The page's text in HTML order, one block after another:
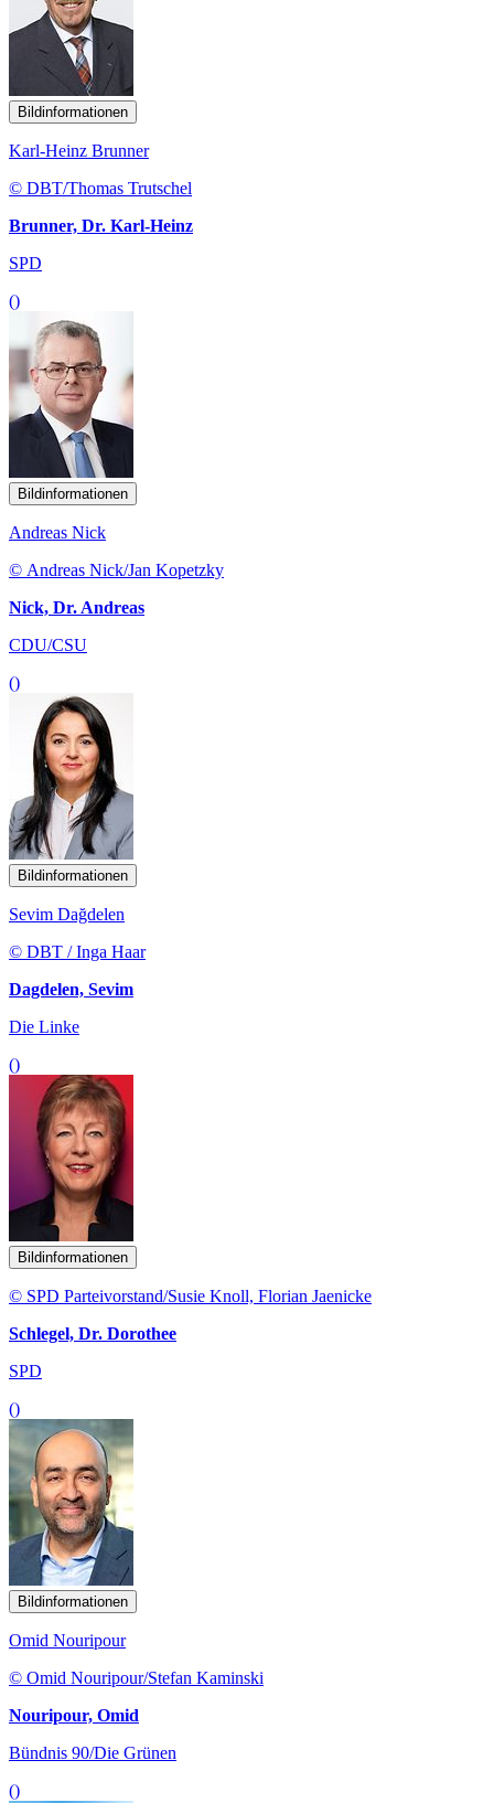
Bildinformationen
Karl-Heinz Brunner
© DBT/Thomas Trutschel
Brunner, Dr. Karl-Heinz
SPD
()
Bildinformationen
Andreas Nick
© Andreas Nick/Jan Kopetzky
Nick, Dr. Andreas
CDU/CSU
()
Bildinformationen
Sevim Dağdelen
© DBT / Inga Haar
Dagdelen, Sevim
Die Linke
()
Bildinformationen
© SPD Parteivorstand/Susie Knoll, Florian Jaenicke
Schlegel, Dr. Dorothee
SPD
()
Bildinformationen
Omid Nouripour
© Omid Nouripour/Stefan Kaminski
Nouripour, Omid
Bündnis 90/Die Grünen
()